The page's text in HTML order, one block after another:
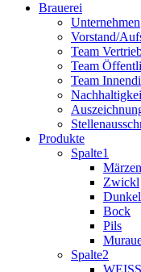
Brauerei
Unternehmen
Vorstand/
Team
Team
Team
Produkte
Spalte1
Märzen
Zwickl
Dunkel
Bock
Pils
Spalte2